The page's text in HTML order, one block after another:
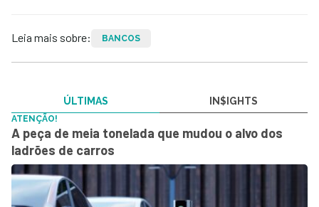
Leia mais sobre: BANCOS
ÚLTIMAS IN$IGHTS
ATENÇÃO!
A peça de meia tonelada que mudou o alvo dos
ladrões de carros